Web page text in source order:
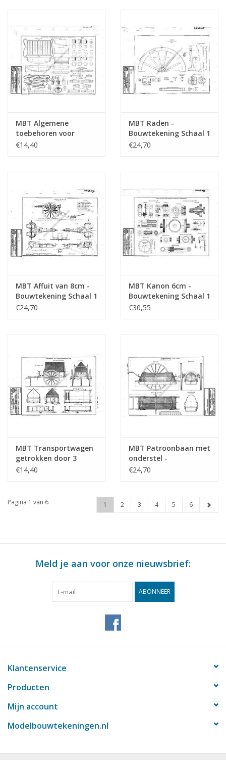
MBT Algemene
toebehoren voor
affuiten -
€14,40
MBT Raden -
Bouwtekening Schaal 1
: N/A (40.45.105)
€24,70
MBT Affuit van 8cm -
Bouwtekening Schaal 1
: N/A (40.45.093)
€24,70
MBT Kanon 6cm -
Bouwtekening Schaal 1
: N/A (40.45.076)
€30,55
MBT Transportwagen
getrokken door 3
paarden -
€14,40
MBT Patroonbaan met
onderstel -
Bouwtekening Schaal 1
€24,70
Pagina 1 van 6 1 2 3 4 5 6
Meld je aan voor onze nieuwsbrief:
ABONNEER
Klantenservice
Producten
Mijn account
Modelbouwtekeningen.nl